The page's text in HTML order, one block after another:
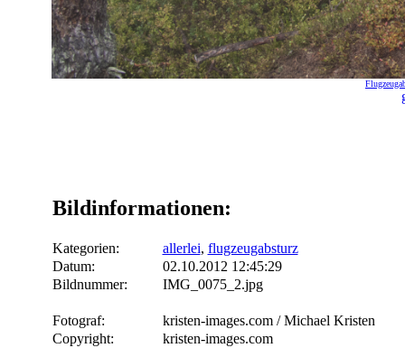
Bildinformationen:
Kategorien: allerlei, flugzeugabsturz
Datum:
02.10.2012 12:45:29
Bildnummer:
IMG_0075_2.jpg
Fotograf:
kristen-images.com / Michael Kristen
Copyright:
kristen-images.com